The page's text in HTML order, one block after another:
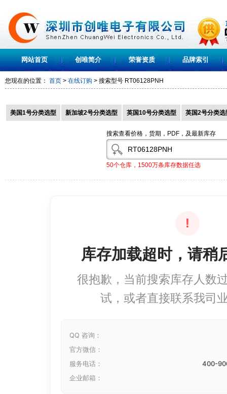
网站首页 创唯简介 荣誉资质 品牌索引
您现在的位置： 首页 > 在线订购 > 搜索型号 RT06128PNH
美国1号分类选型 新加坡2号分类选型 英国10号分类选型 英国2号分类选
搜索查看价格，货期，PDF，及最新库存
50个仓库，1500万条库存数据任选
!
库存加载超时，请稍
很抱歉，当前搜索库存人数
试，或者直接联系我司
QQ 咨询：
官方微信：
服务电话：
400-
企业邮箱：